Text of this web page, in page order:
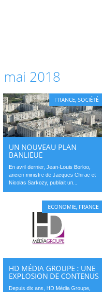
mai 2018
FRANCE ,SOCIÉTÉ
UN NOUVEAU PLAN
BANLIEUE
En avril dernier, Jean-Louis Borloo,
ancien ministre de Jacques Chirac et
Nicolas Sarkozy, publiait un...
ECONOMIE, FRANCE
HD MÉDIA GROUPE : UNE
EXPLOSION DE CONTENUS
Depuis dix ans, HD Média Groupe,